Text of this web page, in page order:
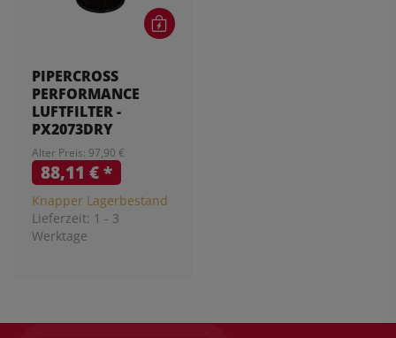
PIPERCROSS
PERFORMANCE
LUFTFILTER -
PX2073DRY
Alter Preis: 97,90 €
88,11 €*
Knapper Lagerbestand
Lieferzeit: 1 - 3
Werktage